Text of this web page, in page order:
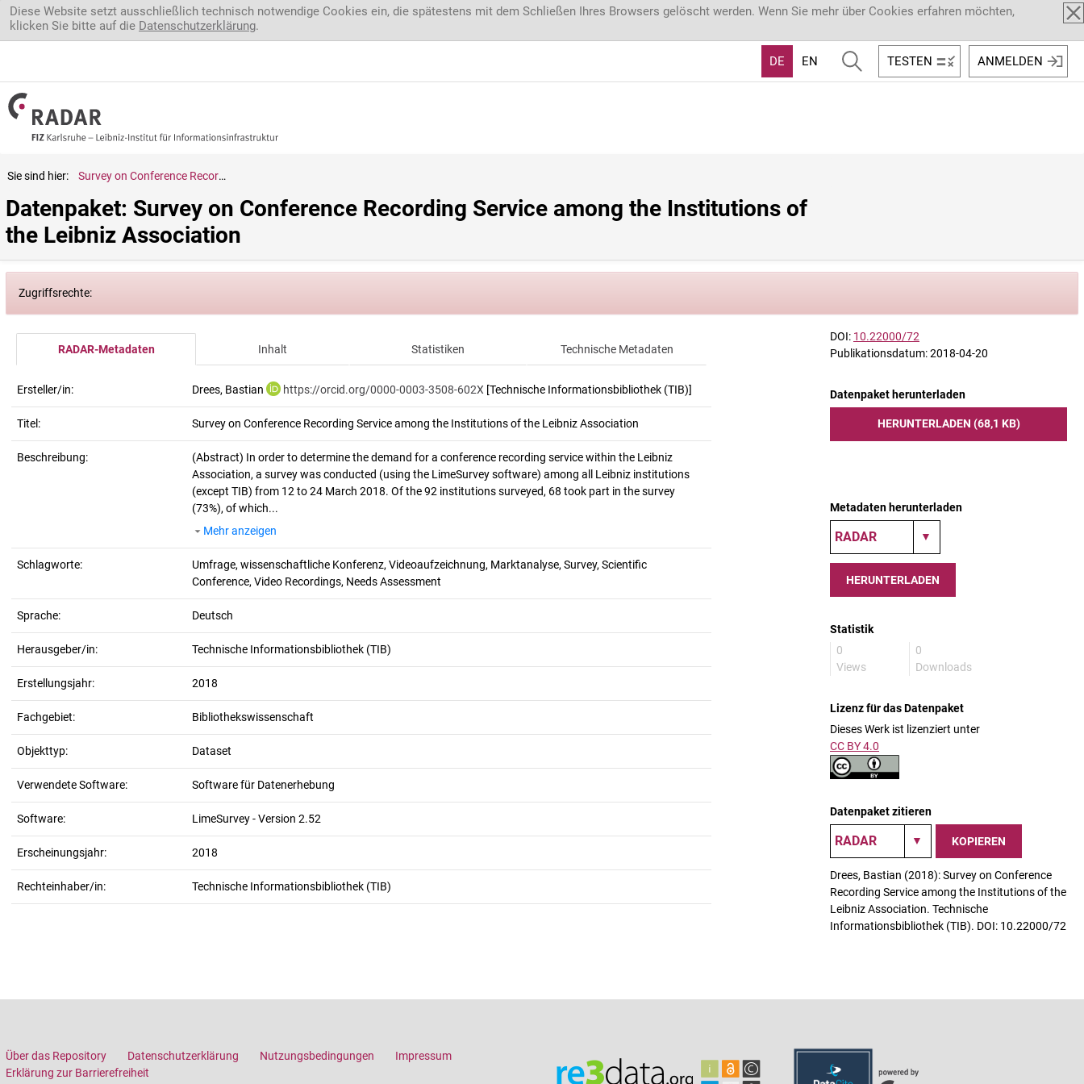
Direkt zum Inhalt
Diese Website setzt ausschließlich technisch notwendige Cookies ein, die spätestens mit dem Schließen Ihres Browsers gelöscht werden. Wenn Sie mehr über Cookies erfahren möchten,
klicken Sie bitte auf die Datenschutzerklärung.
DE EN TESTEN ANMELDEN
Sie sind hier: Survey on Conference Recording Service among the Institutions of the Leibniz Association
Datenpaket: Survey on Conference Recording Service among the Institutions of
the Leibniz Association
Zugriffsrechte:
RADAR-Metadaten Inhalt Statistiken Technische Metadaten
Ersteller/in: Drees, Bastian https://orcid.org/0000-0003-3508-602X [Technische Informationsbibliothek (TIB)]
Titel: Survey on Conference Recording Service among the Institutions of the Leibniz Association
Beschreibung: (Abstract) In order to determine the demand for a conference recording service within the Leibniz
Association, a survey was conducted (using the LimeSurvey software) among all Leibniz institutions
(except TIB) from 12 to 24 March 2018. Of the 92 institutions surveyed, 68 took part in the survey
(73%), of which...
Mehr anzeigen
Schlagworte:
Umfrage, wissenschaftliche Konferenz, Videoaufzeichnung, Marktanalyse, Survey, Scientific
Conference, Video Recordings, Needs Assessment
Sprache: Deutsch
Herausgeber/in: Technische Informationsbibliothek (TIB)
Erstellungsjahr: 2018
Fachgebiet: Bibliothekswissenschaft
Objekttyp: Dataset
Verwendete Software: Software für Datenerhebung
Software: LimeSurvey - Version 2.52
Erscheinungsjahr: 2018
Rechteinhaber/in: Technische Informationsbibliothek (TIB)
DOI: 10.22000/72
Publikationsdatum: 2018-04-20
Datenpaket herunterladen
HERUNTERLADEN (68,1 KB)
Metadaten herunterladen
HERUNTERLADEN
Statistik
0
Views
0
Downloads
Lizenz für das Datenpaket
Dieses Werk ist lizenziert unter
CC BY 4.0
Datenpaket zitieren
KOPIEREN
Drees, Bastian (2018): Survey on Conference
Recording Service among the Institutions of the
Leibniz Association. Technische
Informationsbibliothek (TIB). DOI: 10.22000/72
Über das Repository Datenschutzerklärung Nutzungsbedingungen
Impressum
Erklärung zur Barrierefreiheit